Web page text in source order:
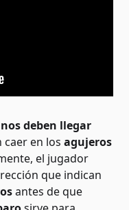
deben llegar
caer en losagujeros
el jugador
que indican
antes de que